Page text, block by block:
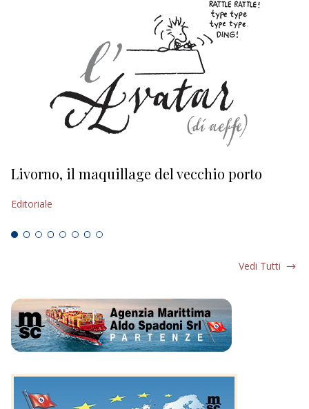
Livorno, il maquillage del vecchio porto
Editoriale
Vedi Tutti